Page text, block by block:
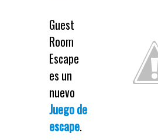
Guest
Room
Escape
es un
nuevo
Juego de
escape.